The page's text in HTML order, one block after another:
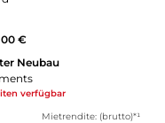
€
Neubau
verfügbar
Mietrendite: (brutto)*¹